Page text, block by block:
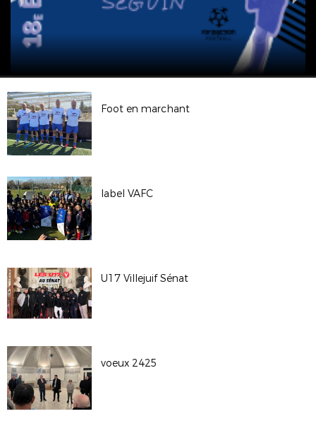
Foot en marchant
label VAFC
U17 Villejuif Sénat
voeux 2425